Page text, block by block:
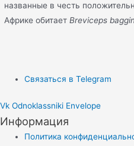
названные в честь
Африке обитаетBreviceps
Связаться в Telegram
Vk Odnoklassniki Envelope
Информация
Политика